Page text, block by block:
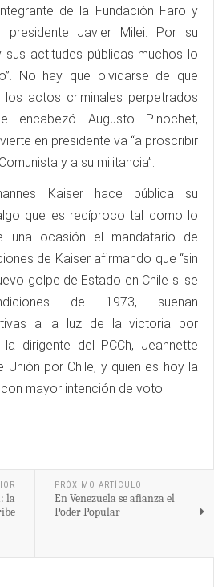
de la Fundación Faro y
presidente Javier Milei. Por su
actitudes públicas muchos lo
No hay que olvidarse de que
los actos criminales perpetrados
encabezó Augusto Pinochet,
en presidente va “a proscribir
y a su militancia”.
Kaiser hace pública su
que es recíproco tal como lo
una ocasión el mandatario de
de Kaiser afirmando que “sin
golpe de Estado en Chile si se
de 1973, suenan
a la luz de la victoria por
dirigente del PCCh, Jeannette
Unión por Chile, y quien es hoy la
mayor intención de voto.
la
PRÓXIMO ARTÍCULO
En Venezuela se afianza el
Poder Popular